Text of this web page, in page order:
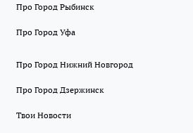
Про Город Рыбинск
Про Город Уфа
Про Город Нижний Новгород
Про Город Дзержинск
Твои Новости